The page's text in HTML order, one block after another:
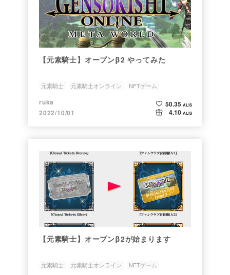
【元素騎士】オープンβ2 やってみた
元素騎士 元素騎士オンライン
NFTゲーム
NFTオーナー
ruka
2022/10/01
50.35 ALIS
4.10 ALIS
【元素騎士】オープンβ2が始まります
元素騎士 元素騎士オンライン
NFTゲーム